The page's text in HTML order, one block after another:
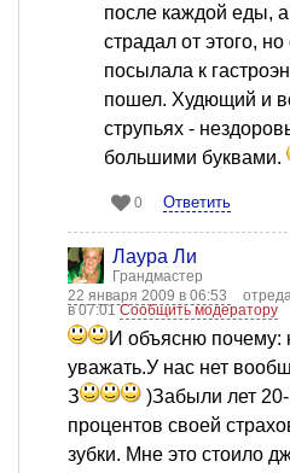
после каждой еды,
страдал от этого, но
посылала к
пошел. Худющий и
струпьях -
большими буквами.
0 Ответить
Лаура Ли
Грандмастер
22 января 2009 в 06:53
в 07:01Сообщить модератору
И объясню почему:
уважать.У нас нет
З
)Забыли лет
процентов своей
зубки. Мне это стоило